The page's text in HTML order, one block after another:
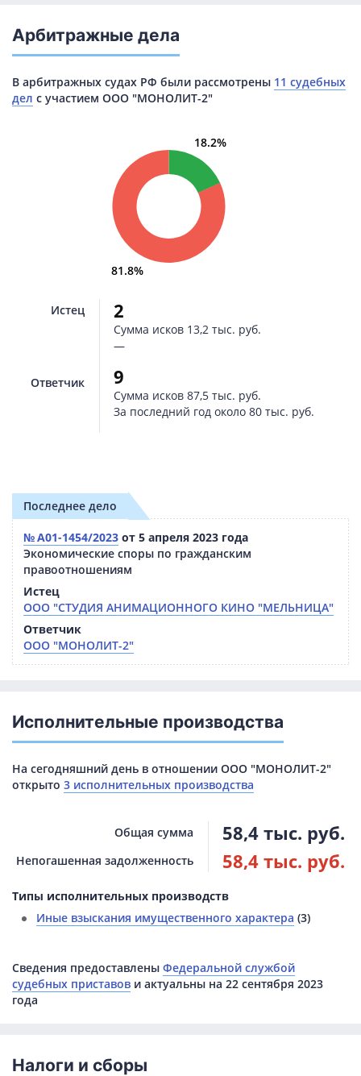
Арбитражные дела
В арбитражных судах РФ были рассмотрены 11 судебных
дел с участием ООО "МОНОЛИТ-2"
18.2%
81.8%
Истец
Ответчик
2
Сумма исков 13,2 тыс. руб.
—
9
Сумма исков 87,5 тыс. руб.
За последний год около 80 тыс. руб.
Последнее дело
№ А01-1454/2023 от 5 апреля 2023 года
Экономические споры по гражданским
правоотношениям
Истец
ООО "СТУДИЯ АНИМАЦИОННОГО КИНО "МЕЛЬНИЦА"
Ответчик
ООО "МОНОЛИТ-2"
Исполнительные производства
На сегодняшний день в отношении ООО "МОНОЛИТ-2"
открыто 3 исполнительных производства
Общая сумма
Непогашенная задолженность
58,4 тыс. руб.
58,4 тыс. руб.
Типы исполнительных производств
Иные взыскания имущественного характера (3)
Сведения предоставлены Федеральной службой
судебных приставов и актуальны на 22 сентября 2023
года
Налоги и сборы